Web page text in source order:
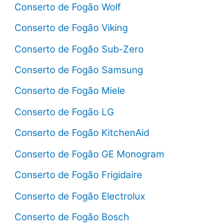
Conserto de Fogão Wolf
Conserto de Fogão Viking
Conserto de Fogão Sub-Zero
Conserto de Fogão Samsung
Conserto de Fogão Miele
Conserto de Fogão LG
Conserto de Fogão KitchenAid
Conserto de Fogão GE Monogram
Conserto de Fogão Frigidaire
Conserto de Fogão Electrolux
Conserto de Fogão Bosch